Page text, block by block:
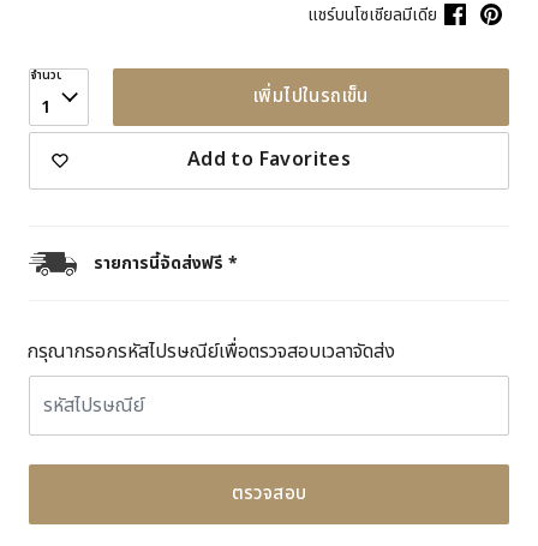
แชร์บนโซเชียลมีเดีย
จำนวน
1 เพิ่มไปในรถเข็น
Add to Favorites
รายการนี้จัดส่งฟรี *
กรุณากรอกรหัสไปรษณีย์เพื่อตรวจสอบเวลาจัดส่ง
ตรวจสอบ